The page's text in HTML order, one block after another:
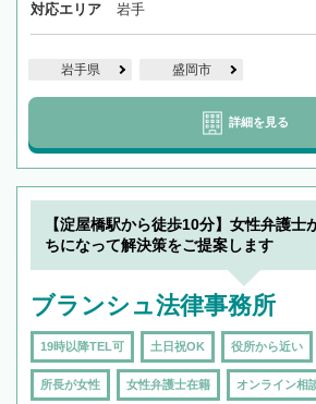
対応エリア 岩手
岩手県 盛岡市
詳細を見る
【淀屋橋駅から徒歩10分】女性弁護士
ちになって解決策をご提案します
ブランシュ法律事務所
19時以降TEL可 土日祝OK 役所から近い
所長が女性 女性弁護士在籍 オンライン相